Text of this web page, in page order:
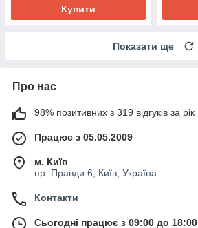
Купити
Показати ще
Про нас
98% позитивних з 319 відгуків за рік
Працює з 05.05.2009
м. Київ
пр. Правди 6, Київ, Україна
Контакти
Сьогодні працює з 09:00 до 18:00